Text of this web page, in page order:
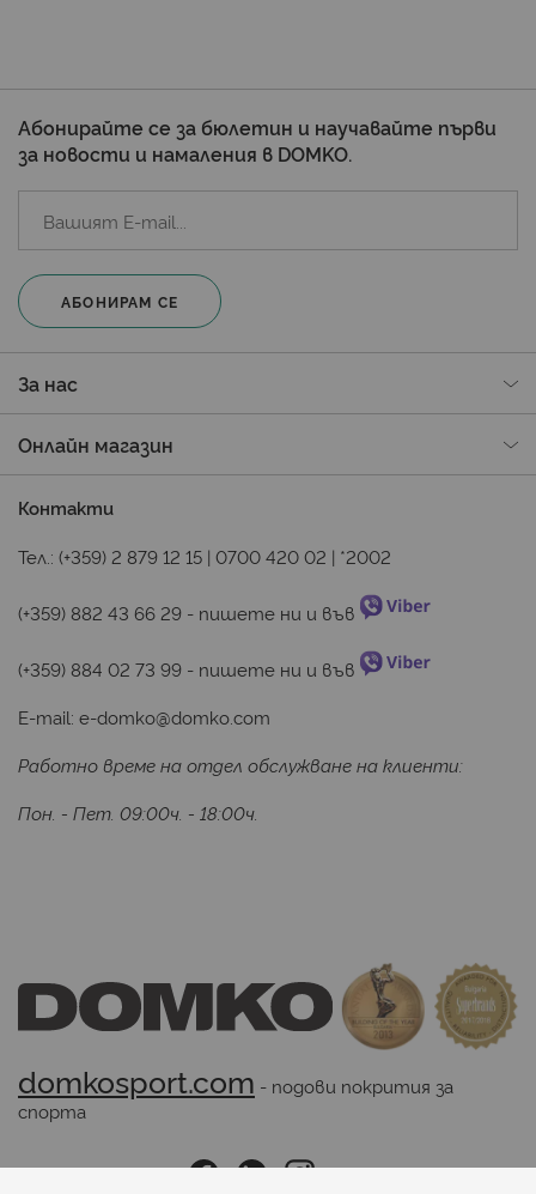
Абонирайте се за бюлетин и научавайте първи
за новости и намаления в DOMKO.
АБОНИРАМ СЕ
За нас
Онлайн магазин
Контакти
Тел.: (+359) 2 879 12 15 | 0700 420 02 | *2002
(+359) 882 43 66 29 - пишете ни и във
(+359) 884 02 73 99 - пишете ни и във
E-mail: e-domko@domko.com
Работно време на отдел обслужване на клиенти:
Пон. - Пет. 09:00ч. - 18:00ч.
domkosport.com - подови покрития за
спорта
Последвайте ни: